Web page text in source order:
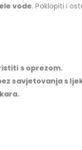
vode. Poklopiti i
s oprezom.
savjetovanja s